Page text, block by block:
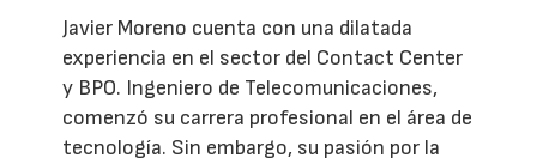
Javier Moreno cuenta con una dilatada
experiencia en el sector del Contact Center
y BPO. Ingeniero de Telecomunicaciones,
comenzó su carrera profesional en el área de
tecnología. Sin embargo, su pasión por la